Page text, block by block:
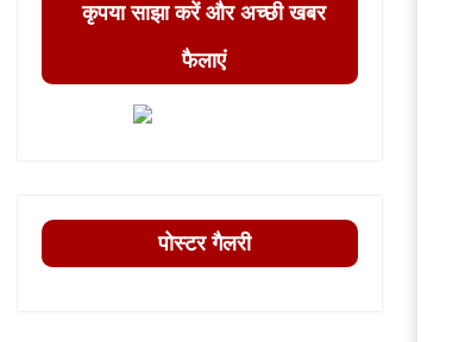
कृपया साझा करें और अच्छी खबर
फैलाएं
पोस्टर गैलरी